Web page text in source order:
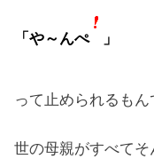
「や～んぺ 」
って止められるもん
世の母親がすべてそ